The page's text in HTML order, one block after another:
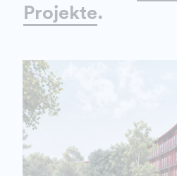
Projekte.